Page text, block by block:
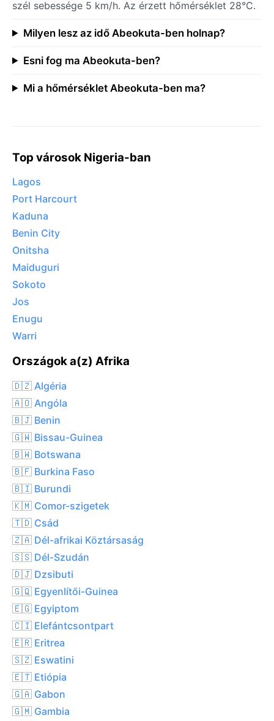
szél sebessége 5 km/h. Az érzett hőmérséklet 28°C.
Milyen lesz az idő Abeokuta-ben holnap?
Esni fog ma Abeokuta-ben?
Mi a hőmérséklet Abeokuta-ben ma?
Top városok Nigeria-ban
Lagos
Port Harcourt
Kaduna
Benin City
Onitsha
Maiduguri
Sokoto
Jos
Enugu
Warri
Országok a(z) Afrika
🇩🇿 Algéria
🇦🇴 Angóla
🇧🇯 Benin
🇬🇼 Bissau-Guinea
🇧🇼 Botswana
🇧🇫 Burkina Faso
🇧🇮 Burundi
🇰🇲 Comor-szigetek
🇹🇩 Csád
🇿🇦 Dél-afrikai Köztársaság
🇸🇸 Dél-Szudán
🇩🇯 Dzsibuti
🇬🇶 Egyenlítői-Guinea
🇪🇬 Egyiptom
🇨🇮 Elefántcsontpart
🇪🇷 Eritrea
🇸🇿 Eswatini
🇪🇹 Etiópia
🇬🇦 Gabon
🇬🇲 Gambia